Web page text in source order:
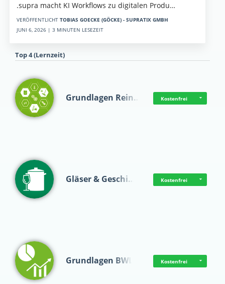
.supra macht KI Workflows zu digitalen Produ…
VERÖFFENTLICHT TOBIAS GOECKE (GÖCKE) - SUPRATIX GMBH
JUNI 6, 2026 | 3 MINUTEN LESEZEIT
Top 4 (Lernzeit)
Grundlagen Rein… Kostenfrei
Gläser & Geschi… Kostenfrei
Grundlagen BWL Kostenfrei